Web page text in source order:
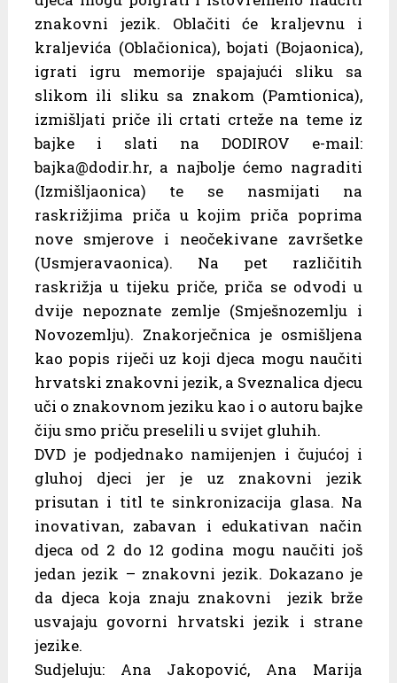
znakovni jezik. Oblačiti će kraljevnu i
kraljevića (Oblačionica), bojati (Bojaonica),
igrati igru memorije spajajući sliku sa
slikom ili sliku sa znakom (Pamtionica),
izmišljati priče ili crtati crteže na teme iz
bajke i slati na DODIROV e-mail:
bajka@dodir.hr, a najbolje ćemo nagraditi
(Izmišljaonica) te se nasmijati na
raskrižjima priča u kojim priča poprima
nove smjerove i neočekivane završetke
(Usmjeravaonica). Na pet različitih
raskrižja u tijeku priče, priča se odvodi u
dvije nepoznate zemlje (Smješnozemlju i
Novozemlju). Znakorječnica je osmišljena
kao popis riječi uz koji djeca mogu naučiti
hrvatski znakovni jezik, a Sveznalica djecu
uči o znakovnom jeziku kao i o autoru bajke
čiju smo priču preselili u svijet gluhih.
DVD je podjednako namijenjen i čujućoj i
gluhoj djeci jer je uz znakovni jezik
prisutan i titl te sinkronizacija glasa. Na
inovativan, zabavan i edukativan način
djeca od 2 do 12 godina mogu naučiti još
jedan jezik – znakovni jezik. Dokazano je
da djeca koja znaju znakovni jezik brže
usvajaju govorni hrvatski jezik i strane
jezike.
Sudjeluju: Ana Jakopović, Ana Marija